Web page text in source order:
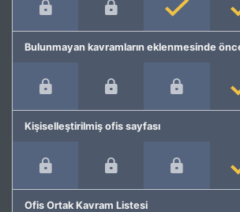
Bulunmayan kavramların eklenmesinde
Kişiselleştirilmiş ofis sayfası
Ofis Ortak Kavram Listesi